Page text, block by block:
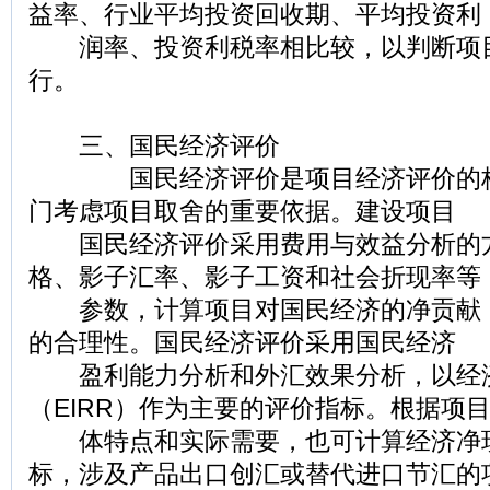
益率、行业平均投资回收期、平均投资利
润率、投资利税率相比较，以判断项
行。
三、国民经济评价
国民经济评价是项目经济评价的核
门考虑项目取舍的重要依据。建设项目
国民经济评价采用费用与效益分析的
格、影子汇率、影子工资和社会折现率等
参数，计算项目对国民经济的净贡献
的合理性。国民经济评价采用国民经济
盈利能力分析和外汇效果分析，以经
（EIRR）作为主要的评价指标。根据项
体特点和实际需要，也可计算经济净
标，涉及产品出口创汇或替代进口节汇的